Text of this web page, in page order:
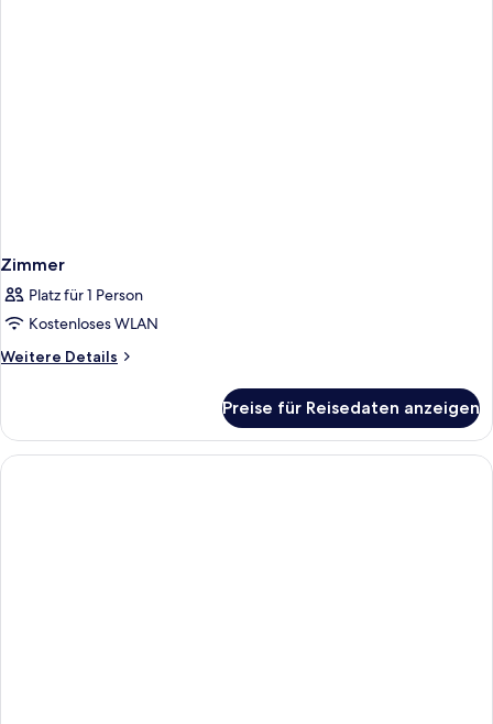
Zimmer
Platz für 1 Person
Kostenloses WLAN
Weitere Details
Weitere
Preise für Reisedaten anzeigen